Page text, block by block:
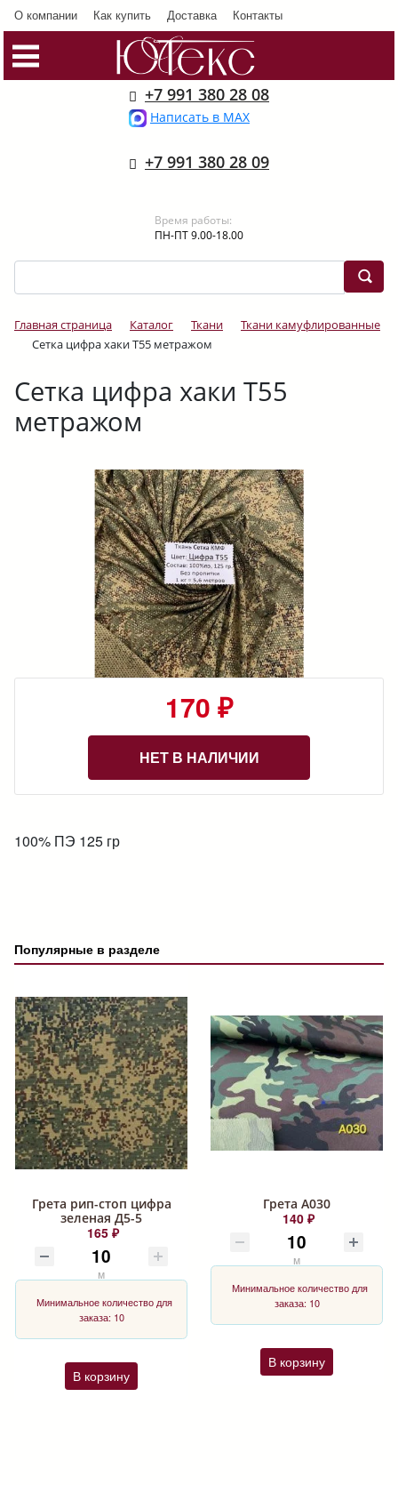
О компании Как купить Доставка Контакты
+7 991 380 28 08
Написать в MAX
+7 991 380 28 09
Время работы:
ПН-ПТ 9.00-18.00
Главная страница Каталог Ткани
Ткани камуфлированные
Сетка цифра хаки Т55 метражом
Сетка цифра хаки Т55
метражом
170 ₽
НЕТ В НАЛИЧИИ
100% ПЭ 125 гр
Популярные в разделе
Грета рип-стоп цифра
зеленая Д5-5
165 ₽
м
Минимальное количество для
заказа: 10
В корзину
Грета А030
140 ₽
м
Минимальное количество для
заказа: 10
В корзину